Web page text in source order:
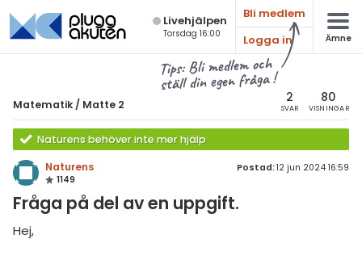
Live­hjälpen
Torsdag 16:00
Bli medlem
Logga in
Ämne
Tips: Bli medlem och
ställ din egen fråga !
Matematik / Matte 2 2
SVAR
80
VISNINGAR
Naturens behöver inte mer hjälp
Naturens
1149
Postad:12 jun 2024 16:59
Fråga på del av en uppgift.
Hej,
Alla ämnen
Alla trådar
7
8
9
1
Matematik
Matte 2
Alla trådar
Andragradsekvationer
& Bygg